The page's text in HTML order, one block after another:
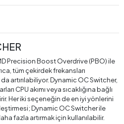
Precision Boost Overdrive (PBO) ile
tüm çekirdek frekansları
artırılabiliyor. Dynamic OC Switcher,
CPU akımı veya sıcaklığına bağlı
Her iki seçeneğin de en iyi yönlerini
Dynamic OC Switcher ile
fazla artırmak için kullanılabilir.